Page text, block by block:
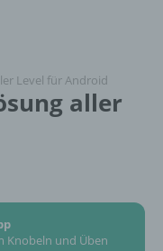
Level für Android
aller
Knobeln und Üben